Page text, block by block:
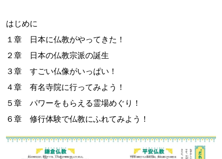
はじめに
１章 日本に仏教がやってきた！
２章 日本の仏教宗派の誕生
３章 すごい仏像がいっぱい！
４章 有名寺院に行ってみよう！
５章 パワーをもらえる霊場めぐり！
６章 修行体験で仏教にふれてみよう！